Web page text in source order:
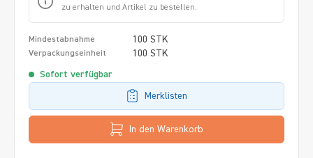
zu erhalten und Artikel zu bestellen.
Mindestabnahme 100 STK
Verpackungseinheit 100 STK
Sofort verfügbar
Merklisten
In den Warenkorb